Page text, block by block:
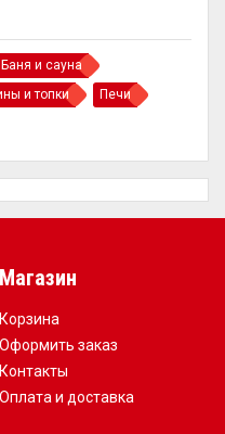
Баня и сауна
и топки
Печи
Магазин
Корзина
Оформить заказ
Контакты
Оплата и доставка